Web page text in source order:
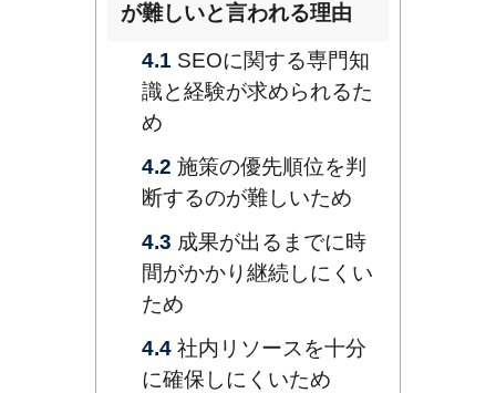
が難しいと言われる理由
4.1 SEOに関する専門知
識と経験が求められるた
め
4.2 施策の優先順位を判
断するのが難しいため
4.3 成果が出るまでに時
間がかかり継続しにくい
ため
4.4 社内リソースを十分
に確保しにくいため